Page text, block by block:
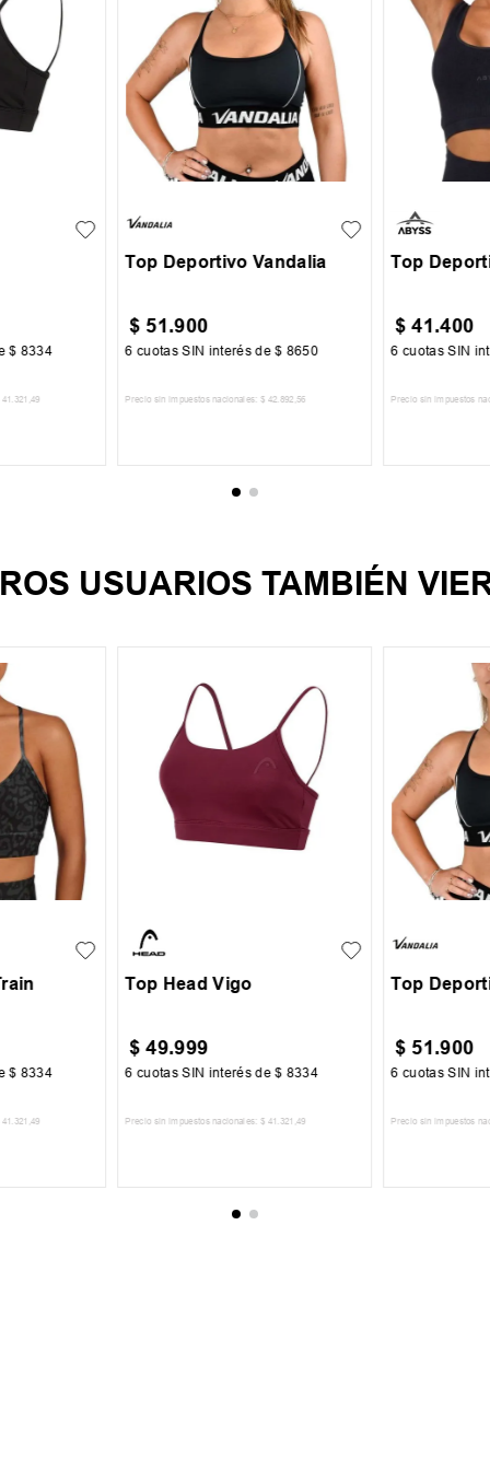
$ 8334
41 .321 ,49
L
M XL XXL
Top Deportivo Vandalia
$ 51.900
6 cuotas SIN interés de$ 8650
Precio sin impuestos nacionales: $ 42.892 ,56
Top
$ 41.400
6 cuotas SIN
Precio sin impuestos
USUARIOS TAMBIÉN
$ 8334
41 .321 ,49
Top Head Vigo
$ 49.999
6 cuotas SIN interés de$ 8334
Precio sin impuestos nacionales: $ 41 .321 ,49
M
Top
$ 51.900
6 cuotas SIN
Precio sin impuestos